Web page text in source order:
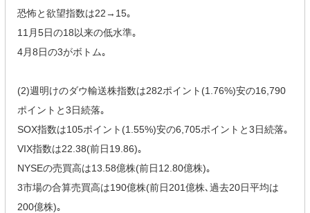
恐怖と欲望指数は22→15｡
11月5日の18以来の低水準｡
4月8日の3がボトム｡
(2)週明けのダウ輸送株指数は282ポイント(1.76%)安の16,790
ポイントと3日続落｡
SOX指数は105ポイント(1.55%)安の6,705ポイントと3日続落｡
VIX指数は22.38(前日19.86)｡
NYSEの売買高は13.58億株(前日12.80億株)｡
3市場の合算売買高は190億株(前日201億株､過去20日平均は
200億株)｡